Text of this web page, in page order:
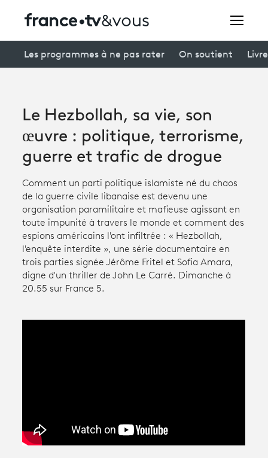
Creators
À la une
Participer et assister à une émission
À votre écoute
Productions et innovation
Programme tv
Les programmes à ne pas rater On soutient
Le Hezbollah, sa vie, son
œuvre : politique, terrorisme,
guerre et trafic de drogue
Comment un parti politique islamiste né du chaos
de la guerre civile libanaise est devenu une
organisation paramilitaire et mafieuse agissant en
toute impunité à travers le monde et comment des
espions américains l'ont infiltrée : « Hezbollah,
l'enquête interdite », une série documentaire en
trois parties signée Jérôme Fritel et Sofia Amara,
digne d'un thriller de John Le Carré. Dimanche à
20.55 sur France 5.